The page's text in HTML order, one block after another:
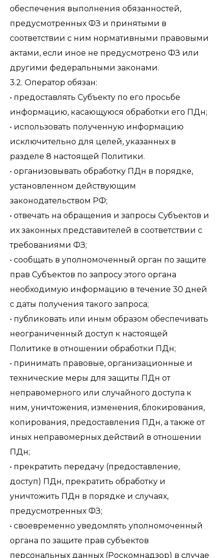
обеспечения выполнения обязанностей,
предусмотренных ФЗ и принятыми в
соответствии с ним нормативными правовыми
актами, если иное не предусмотрено ФЗ или
другими федеральными законами.
3.2. Оператор обязан:
• предоставлять Субъекту по его просьбе
информацию, касающуюся обработки его ПДн;
• использовать полученную информацию
исключительно для целей, указанных в
разделе 8 настоящей Политики.
• организовывать обработку ПДн в порядке,
установленном действующим
законодательством РФ;
• отвечать на обращения и запросы Субъектов и
их законных представителей в соответствии с
требованиями ФЗ;
• сообщать в уполномоченный орган по защите
прав Субъектов по запросу этого органа
необходимую информацию в течение 30 дней
с даты получения такого запроса;
• публиковать или иным образом обеспечивать
неограниченный доступ к настоящей
Политике в отношении обработки ПДн;
• принимать правовые, организационные и
технические меры для защиты ПДн от
неправомерного или случайного доступа к
ним, уничтожения, изменения, блокирования,
копирования, предоставления ПДн, а также от
иных неправомерных действий в отношении
ПДн;
• прекратить передачу (предоставление,
доступ) ПДн, прекратить обработку и
уничтожить ПДн в порядке и случаях,
предусмотренных ФЗ;
• своевременно уведомлять уполномоченный
органа по защите прав субъектов
персональных данных (Роскомнадзор) в случае